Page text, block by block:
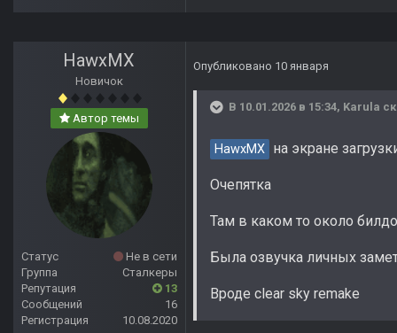
HawxMX
Новичок
Автор темы
Статус
Не в сети
Группа
Сталкеры
Репутация
13
Сообщений
16
Регистрация
10.08.2020
Опубликовано 10 января
В 10.01.2026 в 15:34, Karula
HawxMX на экране
Очепятка
Там в каком то около
Была озвучка личных
Вроде clear sky remake